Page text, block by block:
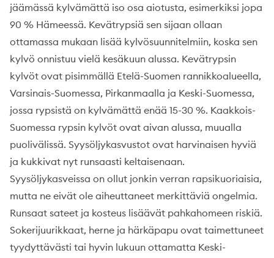
jäämässä kylvämättä iso osa aiotusta, esimerkiksi jopa
90 % Hämeessä. Kevätrypsiä sen sijaan ollaan
ottamassa mukaan lisää kylvösuunnitelmiin, koska sen
kylvö onnistuu vielä kesäkuun alussa. Kevätrypsin
kylvöt ovat pisimmällä Etelä-Suomen rannikkoalueella,
Varsinais-Suomessa, Pirkanmaalla ja Keski-Suomessa,
jossa rypsistä on kylvämättä enää 15-30 %. Kaakkois-
Suomessa rypsin kylvöt ovat aivan alussa, muualla
puolivälissä. Syysöljykasvustot ovat harvinaisen hyviä
ja kukkivat nyt runsaasti keltaisenaan.
Syysöljykasveissa on ollut jonkin verran rapsikuoriaisia,
mutta ne eivät ole aiheuttaneet merkittäviä ongelmia.
Runsaat sateet ja kosteus lisäävät pahkahomeen riskiä.
Sokerijuurikkaat, herne ja härkäpapu ovat taimettuneet
tyydyttävästi tai hyvin lukuun ottamatta Keski-